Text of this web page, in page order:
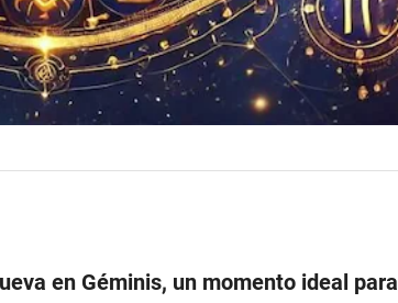
en Géminis, un momento ideal para